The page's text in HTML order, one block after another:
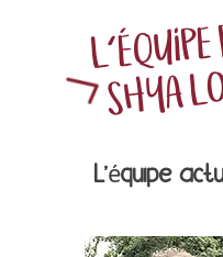
L'ÉQUIPE
SHYA
L'équipe